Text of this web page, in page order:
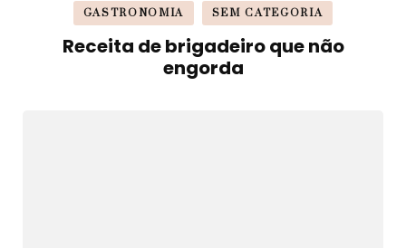
GASTRONOMIA SEM CATEGORIA
Receita de brigadeiro que não
engorda